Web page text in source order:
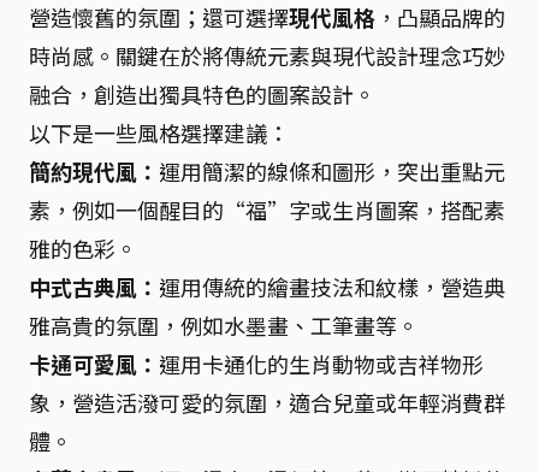
營造懷舊的氛圍；還可選擇現代風格 ，凸顯品牌的
時尚感。關鍵在於將傳統元素與現代設計理念巧妙
融合，創造出獨具特色的圖案設計。
以下是一些風格選擇建議：
簡約現代風： 運用簡潔的線條和圖形，突出重點元
素，例如一個醒目的“福”字或生肖圖案，搭配素
雅的色彩。
中式古典風： 運用傳統的繪畫技法和紋樣，營造典
雅高貴的氛圍，例如水墨畫、工筆畫等。
卡通可愛風： 運用卡通化的生肖動物或吉祥物形
象，營造活潑可愛的氛圍，適合兒童或年輕消費群
體。